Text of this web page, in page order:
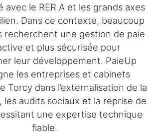
avec le RER A et les grands axes
Dans ce contexte, beaucoup
recherchent une gestion de paie
et plus sécurisée pour
leur développement. PaieUp
les entreprises et cabinets
Torcy dans l’externalisation de la
les audits sociaux et la reprise de
une expertise technique
fiable.